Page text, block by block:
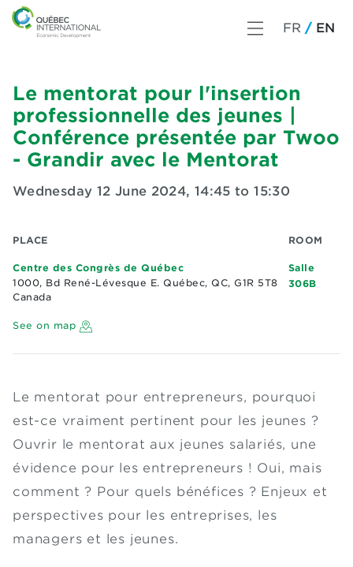
FR EN
Le mentorat pour l'insertion
professionnelle des jeunes |
Conférence présentée par Twoo
- Grandir avec le Mentorat
Wednesday 12 June 2024, 14:45 to 15:30
PLACE
Centre des Congrès de Québec
1000, Bd René-Lévesque E. Québec, QC, G1R 5T8
Canada
See on map
ROOM
Salle
306B
Le mentorat pour entrepreneurs, pourquoi
est-ce vraiment pertinent pour les jeunes ?
Ouvrir le mentorat aux jeunes salariés, une
évidence pour les entrepreneurs ! Oui, mais
comment ? Pour quels bénéfices ? Enjeux et
perspectives pour les entreprises, les
managers et les jeunes.